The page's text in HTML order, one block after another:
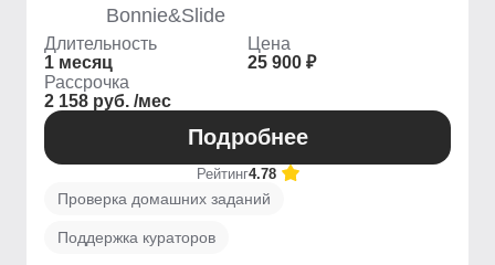
Bonnie&Slide
Длительность
1 месяц
Цена
25 900 ₽
Рассрочка
2 158 руб. /мес
Подробнее
Рейтинг4.78
Проверка домашних заданий
Поддержка кураторов